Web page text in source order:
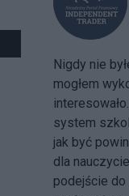
Nigdy nie
mogłem
system
jak być
dla
podejście do